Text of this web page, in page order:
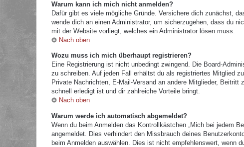
Warum kann ich mich nicht anmelden?
Dafür gibt es viele mögliche Gründe. Versichere dich zunächst,
wende dich an einen Administrator, um sicherzugehen, dass du
mit der Website vorliegt, welches ein Administrator lösen muss.
Nach oben
Wozu muss ich mich überhaupt registrieren?
Eine Registrierung ist nicht unbedingt zwingend. Die Board-
zu schreiben. Auf jeden Fall erhältst du als registriertes Mitglied
Private Nachrichten, E-Mail-Versand an andere Mitglieder,
schnell erledigt ist und dir zahlreiche Vorteile bringt.
Nach oben
Warum werde ich automatisch abgemeldet?
Wenn du beim Anmelden das Kontrollkästchen „Mich bei jedem
angemeldet. Dies verhindert den Missbrauch deines
beim Anmelden auswählen. Dies ist nicht empfehlenswert, wenn